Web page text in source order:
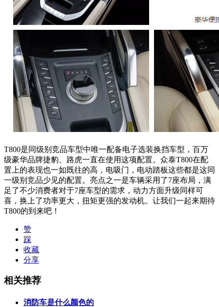
T800是同级别竞品车型中唯一配备电子选装换挡车型，百万
级豪华品牌捷豹、路虎一直在使用这项配置。众泰T800在配
置上的表现也一如既往的高，电吸门，电动踏板这些都是这同
一级别竞品少见的配置。亮点之一是车辆采用了7座布局，满
足了不少消费者对于7座车型的需求，动力方面升级同样可
喜，换上了功率更大，扭矩更强的发动机。让我们一起来期待
T800的到来吧！
赞
踩
收藏
分享
相关推荐
消防车是什么颜色的